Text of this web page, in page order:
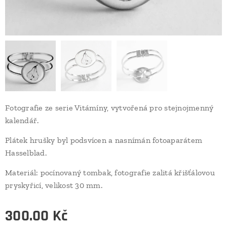
Fotografie ze serie Vitámíny, vytvořená pro stejnojmenný
kalendář.
Plátek hrušky byl podsvícen a nasnímán fotoaparátem
Hasselblad.
Materiál: pocínovaný tombak, fotografie zalitá křišťálovou
pryskyřicí, velikost 30 mm.
300.00 Kč